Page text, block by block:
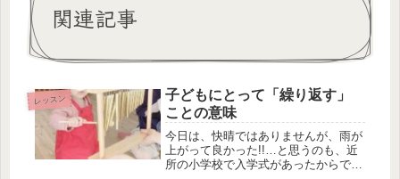
関連記事
レッスン
子どもにとって「繰り返す」
ことの意味
今日は、快晴ではありませんが、雨が
上がって良かった!!…と思うのも、近
所の小学校で入学式があったからです